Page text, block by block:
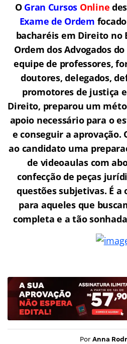
O Gran Cursos Online
Exame de Ordem fo
bacharéis em Direito no
Ordem dos Advogados
equipe de professores,
doutores, delegados,
promotores de justiça
Direito, preparou um
apoio necessário para o
e conseguir a aprovação.
ao candidato uma
de videoaulas com
confecção de peças
questões subjetivas. É
para aqueles que
completa e a tão
Por Anna